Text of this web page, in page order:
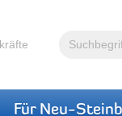
Für Neu-